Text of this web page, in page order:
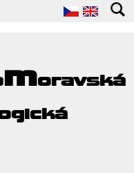
moravská